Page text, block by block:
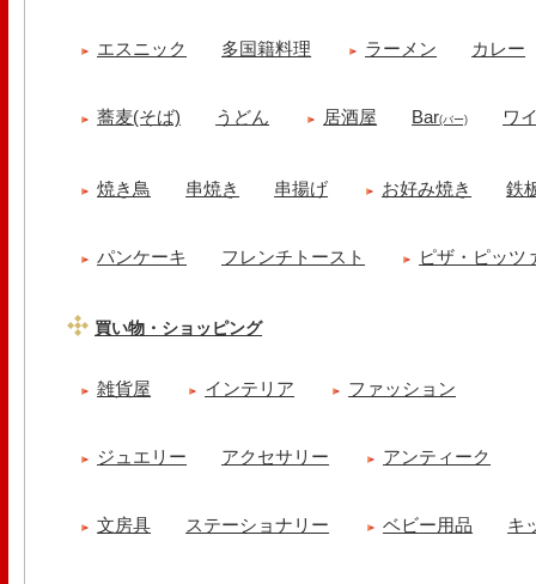
エスニック 多国籍料理 ラーメン カレー
蕎麦(そば) うどん 居酒屋 Bar(バー) ワ
焼き鳥 串焼き 串揚げ お好み焼き 鉄
パンケーキ フレンチトースト ピザ・ピッツ
買い物・ショッピング
雑貨屋 インテリア ファッション
ジュエリー アクセサリー アンティーク
文房具 ステーショナリー ベビー用品 キ